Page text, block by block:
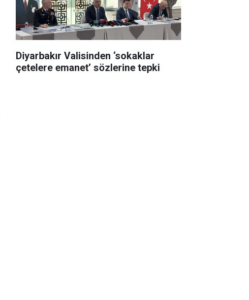
Diyarbakır Valisinden ‘sokaklar
çetelere emanet’ sözlerine tepki